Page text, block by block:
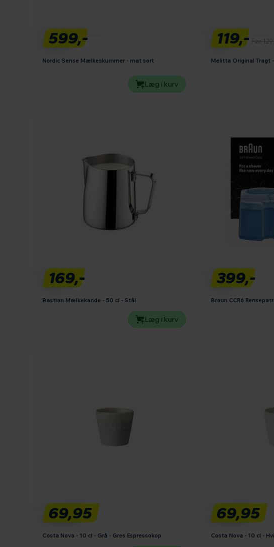
599,-
Nordic Sense Mælkeskummer - mat sort
Læg i kurv
119,- Før
Melitta Original Tragt
169,-
Bastian Mælkekande - 50 cl - Stål
Læg i kurv
399,-
Braun CCR6
69,95
Costa Nova - 10 cl - Grå - Gres Espressokop
69,95
Costa Nova - 10 cl -